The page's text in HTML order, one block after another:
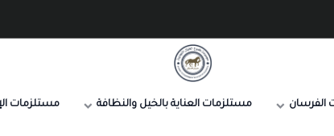
صيدلية طموح الخيال البيطرية
الفرسان مستلزمات العناية بالخيل والنظافة مستلزمات